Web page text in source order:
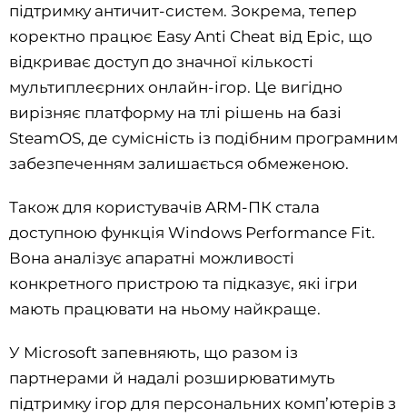
підтримку античит-систем. Зокрема, тепер
коректно працює Easy Anti Cheat від Epic, що
відкриває доступ до значної кількості
мультиплеєрних онлайн-ігор. Це вигідно
вирізняє платформу на тлі рішень на базі
SteamOS, де сумісність із подібним програмним
забезпеченням залишається обмеженою.
Також для користувачів ARM-ПК стала
доступною функція Windows Performance Fit.
Вона аналізує апаратні можливості
конкретного пристрою та підказує, які ігри
мають працювати на ньому найкраще.
У Microsoft запевняють, що разом із
партнерами й надалі розширюватимуть
підтримку ігор для персональних комп’ютерів з